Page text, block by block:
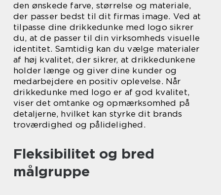
den ønskede farve, størrelse og materiale,
der passer bedst til dit firmas image. Ved at
tilpasse dine drikkedunke med logo sikrer
du, at de passer til din virksomheds visuelle
identitet. Samtidig kan du vælge materialer
af høj kvalitet, der sikrer, at drikkedunkene
holder længe og giver dine kunder og
medarbejdere en positiv oplevelse. Når
drikkedunke med logo er af god kvalitet,
viser det omtanke og opmærksomhed på
detaljerne, hvilket kan styrke dit brands
troværdighed og pålidelighed.
Fleksibilitet og bred
målgruppe